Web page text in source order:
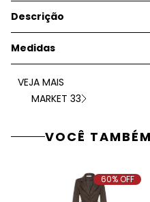
Descrição
Medidas
VEJA MAIS
MARKET 33
VOCÊ
60% OFF